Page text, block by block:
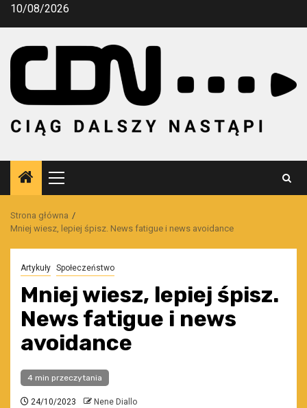
Przejdź
10/08/2026
Menu
główne
Strona główna
Mniej wiesz, lepiej śpisz. News fatigue i news avoidance
Artykuły Społeczeństwo
Mniej wiesz, lepiej śpisz.
News fatigue i news
avoidance
4 min przeczytania
24/10/2023 Nene Diallo